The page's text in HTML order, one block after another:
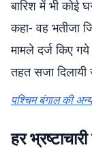
बारिश में भी कोई
कहा- वह भतीजा
मामले दर्ज किए
तहत सजा दिलायी
पश्चिम बंगाल की
हर